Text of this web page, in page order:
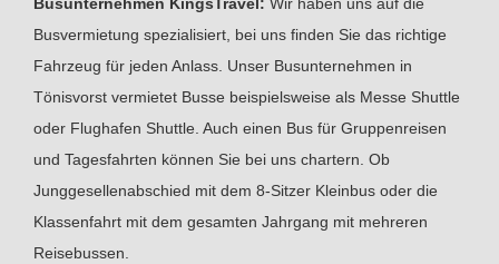
Busunternehmen KingsTravel: Wir haben uns auf die
Busvermietung spezialisiert, bei uns finden Sie das richtige
Fahrzeug für jeden Anlass. Unser Busunternehmen in
Tönisvorst vermietet Busse beispielsweise als Messe Shuttle
oder Flughafen Shuttle. Auch einen Bus für Gruppenreisen
und Tagesfahrten können Sie bei uns chartern. Ob
Junggesellenabschied mit dem 8-Sitzer Kleinbus oder die
Klassenfahrt mit dem gesamten Jahrgang mit mehreren
Reisebussen.